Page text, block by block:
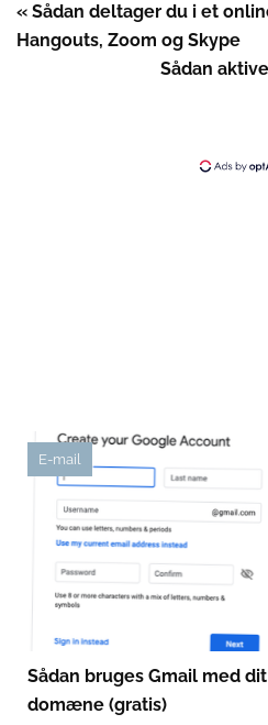
« Sådan deltager du i et
Hangouts, Zoom og Skype
Sådan
E-mail
Sådan bruges Gmail med
domæne (gratis)